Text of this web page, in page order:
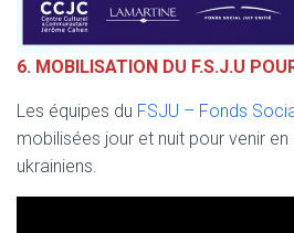
6. MOBILISATION DU F.S.J.U
Les équipes du FSJU – Fonds
mobilisées jour et nuit pour venir
ukrainiens.